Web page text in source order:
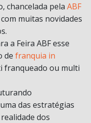
chancelada pela ABF
muitas novidades
a Feira ABF esse
de franquia in
franqueado ou multi
das estratégias
dos